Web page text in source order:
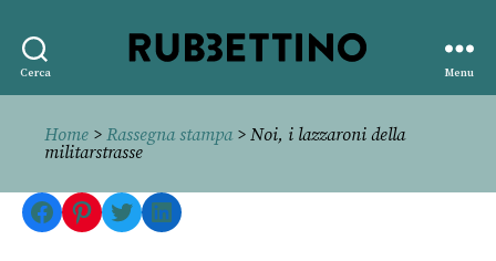
Cerca
editore
Menu
Home > Rassegna stampa> Noi, i lazzaroni della
militarstrasse
Facebook
Pinterest
TwitterLinkedIn